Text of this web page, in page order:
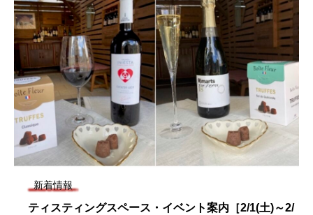
新着情報
ティスティングスペース・イベント案内［2/1(土)～2/